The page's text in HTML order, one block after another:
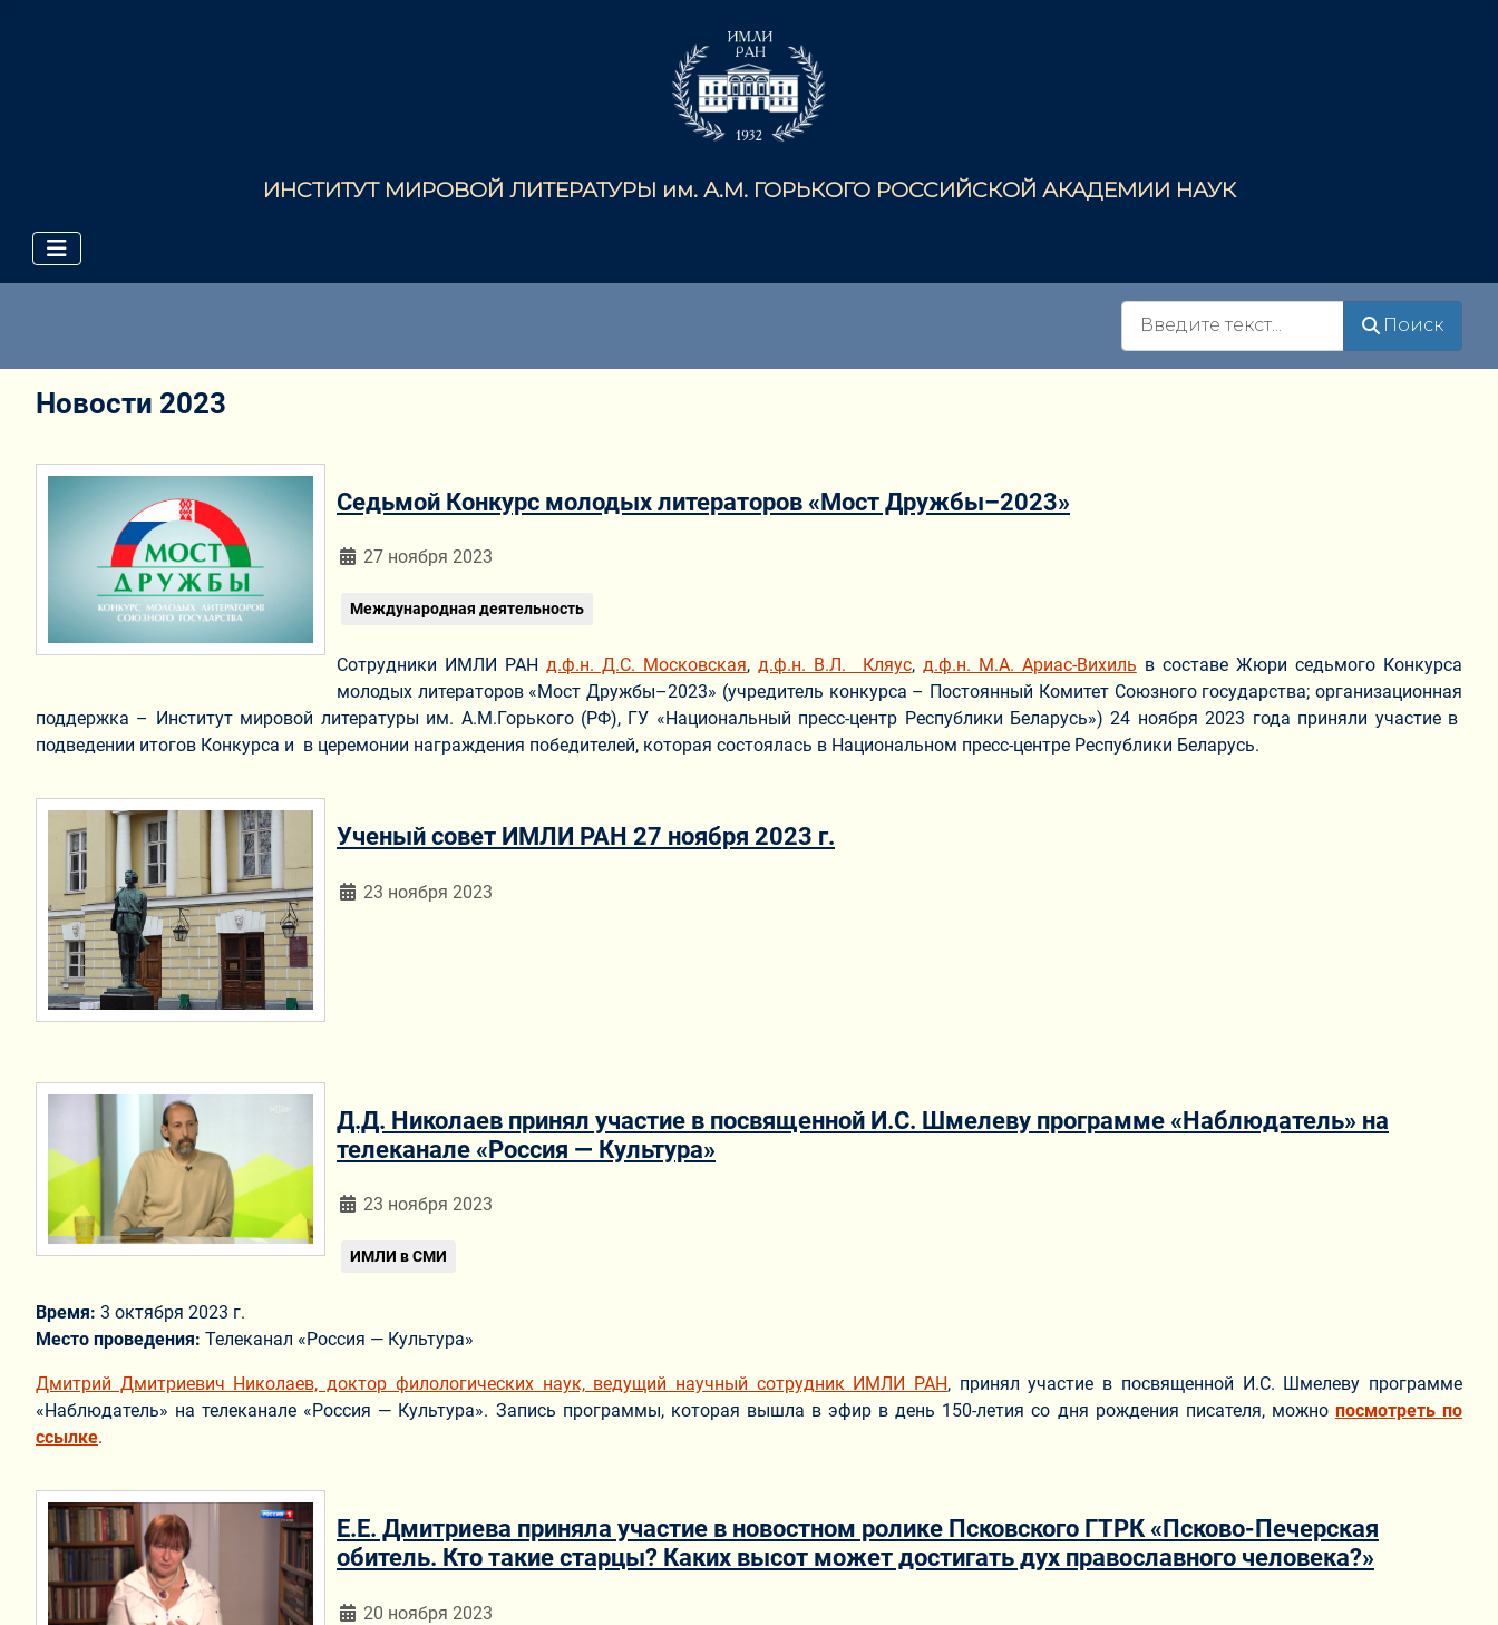
ИНСТИТУТ МИРОВОЙ ЛИТЕРАТУРЫ им. А.М. ГОРЬКОГО РОССИЙСКОЙ АКАДЕМИИ НАУК
Поиск
Новости 2023
Седьмой Конкурс молодых литераторов «Мост Дружбы–2023»
Информация о материале
27 ноября 2023
Международная деятельность
Сотрудники ИМЛИ РАНд.ф.н. Д.С. Московская,д.ф.н. В.Л. Кляус, д.ф.н. М.А. Ариас-Вихиль в составе Жюри седьмого Конкурса
молодых литераторов «Мост Дружбы–2023» (учредитель конкурса – Постоянный Комитет Союзного государства; организационная
поддержка – Институт мировой литературы им. А.М.Горького (РФ), ГУ «Национальный пресс-центр Республики Беларусь») 24 ноября 2023 года приняли участие в
подведении итогов Конкурса и в церемонии награждения победителей, которая состоялась в Национальном пресс-центре Республики Беларусь.
Ученый совет ИМЛИ РАН 27 ноября 2023 г.
Информация о материале
23 ноября 2023
Д.Д. Николаев принял участие в посвященной И.С. Шмелеву программе «Наблюдатель» на
телеканале «Россия — Культура»
Информация о материале
23 ноября 2023
ИМЛИ в СМИ
Время: 3 октября 2023 г.
Место проведения: Телеканал «Россия — Культура»
Дмитрий Дмитриевич Николаев, доктор филологических наук, ведущий научный сотрудник ИМЛИ РАН, принял участие в посвященной И.С. Шмелеву программе
«Наблюдатель» на телеканале «Россия — Культура». Запись программы, которая вышла в эфир в день 150-летия со дня рождения писателя, можно посмотреть по
ссылке.
Е.Е. Дмитриева приняла участие в новостном ролике Псковского ГТРК «Псково-Печерская
обитель. Кто такие старцы? Каких высот может достигать дух православного человека?»
Информация о материале
20 ноября 2023